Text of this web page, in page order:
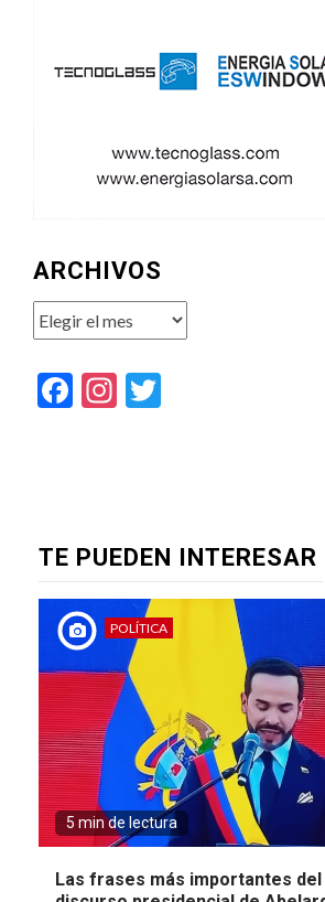
ARCHIVOS
Archivos
Facebook
Instagram
TE PUEDEN INTERESAR
POLÍTICA
5 min de lectura
Las frases más importantes